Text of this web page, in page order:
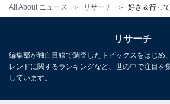
All About ニュース リサーチ
リサーチ
編集部が独自目線で調査したトピックスをはじめ
レンドに関するランキングなど、世の中で注目を
しています。